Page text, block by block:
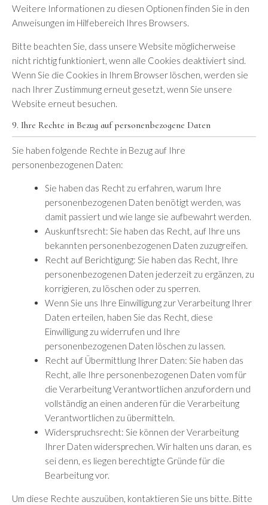
Weitere Informationen zu diesen Optionen finden Sie in den
Anweisungen im Hilfebereich Ihres Browsers.
Bitte beachten Sie, dass unsere Website möglicherweise
nicht richtig funktioniert, wenn alle Cookies deaktiviert sind.
Wenn Sie die Cookies in Ihrem Browser löschen, werden sie
nach Ihrer Zustimmung erneut gesetzt, wenn Sie unsere
Website erneut besuchen.
9. Ihre Rechte in Bezug auf personenbezogene Daten
Sie haben folgende Rechte in Bezug auf Ihre
personenbezogenen Daten:
Sie haben das Recht zu erfahren, warum Ihre
personenbezogenen Daten benötigt werden, was
damit passiert und wie lange sie aufbewahrt werden.
Auskunftsrecht: Sie haben das Recht, auf Ihre uns
bekannten personenbezogenen Daten zuzugreifen.
Recht auf Berichtigung: Sie haben das Recht, Ihre
personenbezogenen Daten jederzeit zu ergänzen, zu
korrigieren, zu löschen oder zu sperren.
Wenn Sie uns Ihre Einwilligung zur Verarbeitung Ihrer
Daten erteilen, haben Sie das Recht, diese
Einwilligung zu widerrufen und Ihre
personenbezogenen Daten löschen zu lassen.
Recht auf Übermittlung Ihrer Daten: Sie haben das
Recht, alle Ihre personenbezogenen Daten vom für
die Verarbeitung Verantwortlichen anzufordern und
vollständig an einen anderen für die Verarbeitung
Verantwortlichen zu übermitteln.
Widerspruchsrecht: Sie können der Verarbeitung
Ihrer Daten widersprechen. Wir halten uns daran, es
sei denn, es liegen berechtigte Gründe für die
Bearbeitung vor.
Um diese Rechte auszuüben, kontaktieren Sie uns bitte. Bitte